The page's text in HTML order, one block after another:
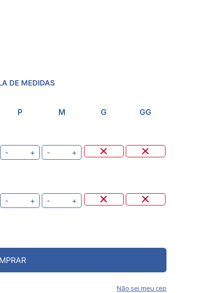
DE MEDIDAS
P M G GG
- + - +
- + - +
Não sei meu cep